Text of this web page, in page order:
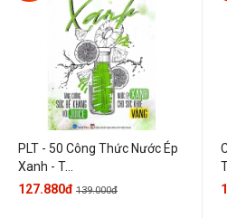
PLT - 50 Công Thức Nước Ép
Xanh - T...
127.880đ 139.000đ